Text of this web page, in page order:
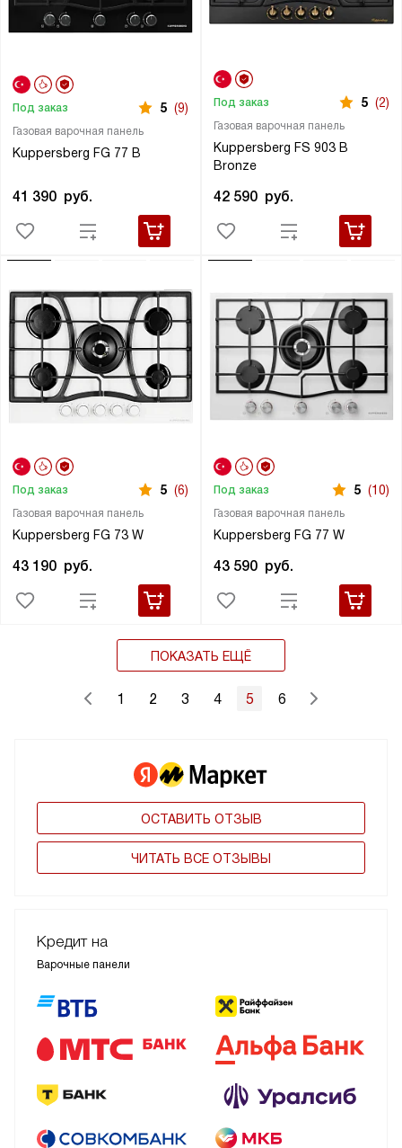
Газовая варочная панель
Kuppersberg FG 77 B
Под заказ 5 (9)
41 390 руб.
Газовая варочная панель
Kuppersberg FS 903 B
Bronze
Под заказ 5 (2)
42 590 руб.
Газовая варочная панель
Kuppersberg FG 73 W
Под заказ 5 (6)
43 190 руб.
Газовая варочная панель
Kuppersberg FG 77 W
Под заказ 5 (10)
43 590 руб.
ПОКАЗАТЬ ЕЩЁ
1 2 3 4 5 6
ОСТАВИТЬ ОТЗЫВ
ЧИТАТЬ ВСЕ ОТЗЫВЫ
Кредит на
Варочные панели